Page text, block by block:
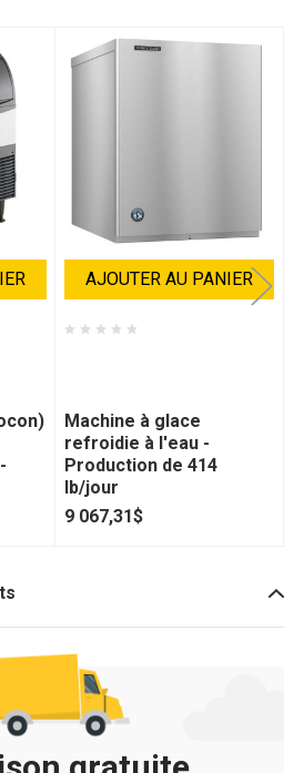
AJOUTER AU PANIER
Machine à glace
refroidie à l'eau -
Production de 414
lb/jour
9 067,31$